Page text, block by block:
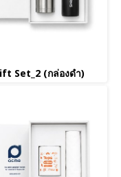
Set_2 (กล่องดำ)